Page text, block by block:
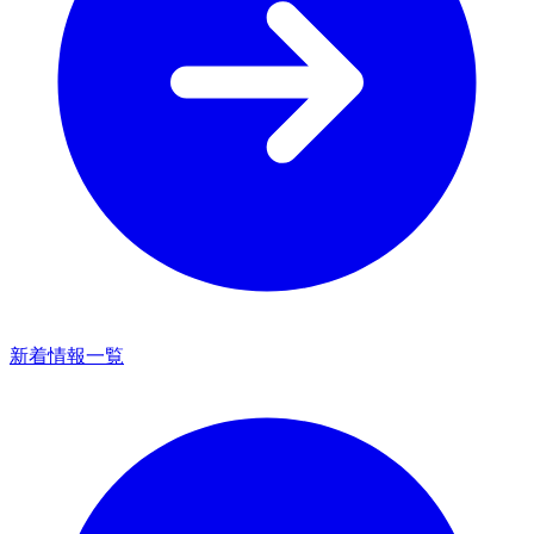
新着情報一覧